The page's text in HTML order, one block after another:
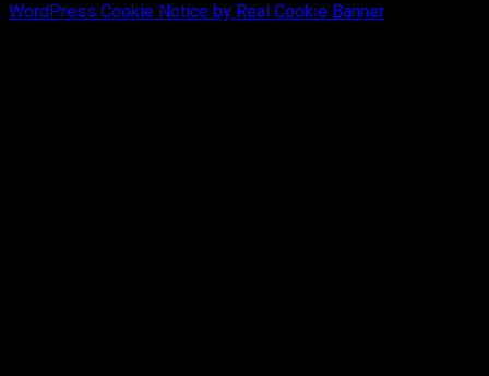
WordPress Cookie Notice by Real Cookie Banner